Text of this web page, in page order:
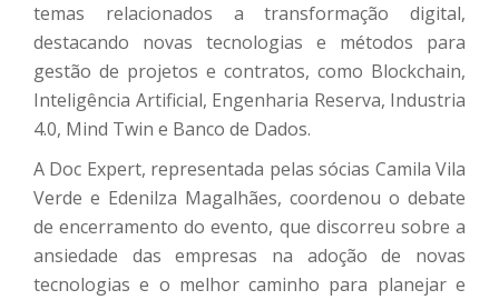
temas relacionados a transformação digital,
destacando novas tecnologias e métodos para
gestão de projetos e contratos, como Blockchain,
Inteligência Artificial, Engenharia Reserva, Industria
4.0, Mind Twin e Banco de Dados.
A Doc Expert, representada pelas sócias Camila Vila
Verde e Edenilza Magalhães, coordenou o debate
de encerramento do evento, que discorreu sobre a
ansiedade das empresas na adoção de novas
tecnologias e o melhor caminho para planejar e